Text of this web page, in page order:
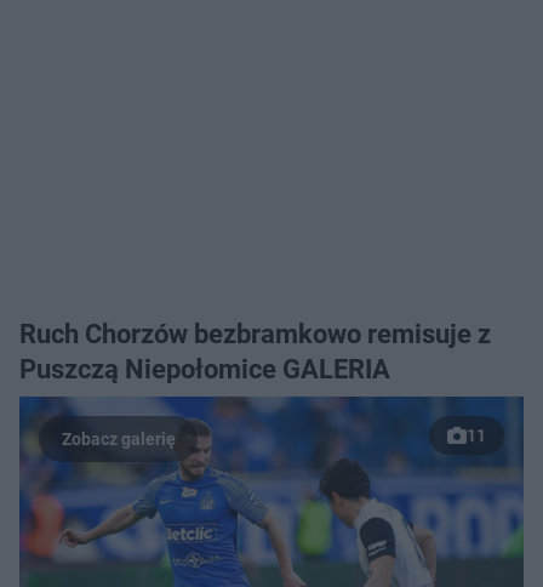
Ruch Chorzów bezbramkowo remisuje z
Puszczą Niepołomice GALERIA
11